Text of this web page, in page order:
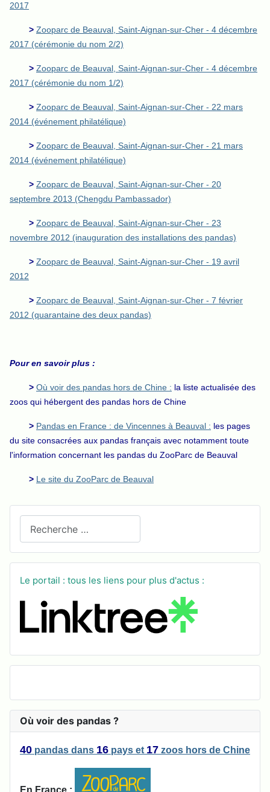
Le portail : tous les liens pour plus d'actus :
Où voir des pandas ?
40 pandas dans 16 pays et 17 zoos hors de Chine
En France :
2017
> Zooparc de Beauval, Saint-Aignan-sur-Cher - 4 décembre
2017 (cérémonie du nom 2/2)
> Zooparc de Beauval, Saint-Aignan-sur-Cher - 4 décembre
2017 (cérémonie du nom 1/2)
> Zooparc de Beauval, Saint-Aignan-sur-Cher - 22 mars
2014 (événement philatélique)
> Zooparc de Beauval, Saint-Aignan-sur-Cher - 21 mars
2014 (événement philatélique)
> Zooparc de Beauval, Saint-Aignan-sur-Cher - 20
septembre 2013 (Chengdu Pambassador)
> Zooparc de Beauval, Saint-Aignan-sur-Cher - 23
novembre 2012 (inauguration des installations des pandas)
> Zooparc de Beauval, Saint-Aignan-sur-Cher - 19 avril
2012
> Zooparc de Beauval, Saint-Aignan-sur-Cher - 7 février
2012 (quarantaine des deux pandas)
Pour en savoir plus :
> Où voir des pandas hors de Chine : la liste actualisée des
zoos qui hébergent des pandas hors de Chine
> Pandas en France : de Vincennes à Beauval : les pages
du site consacrées aux pandas français avec notamment toute
l'information concernant les pandas du ZooParc de Beauval
> Le site du ZooParc de Beauval